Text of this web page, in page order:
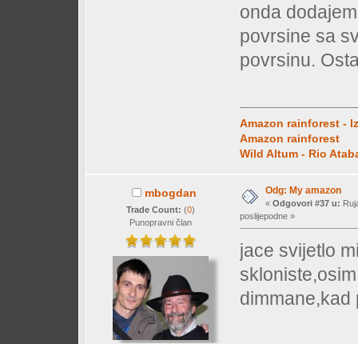
onda
povrsine sa
povrsinu.
Amazon rainforest -
Amazon rainforest
Wild Altum - Rio
mbogdan
Trade Count: (0)
Punopravni član
Odg: My amazon
« Odgovori #37 u:
poslijepodne »
jace svijetlo